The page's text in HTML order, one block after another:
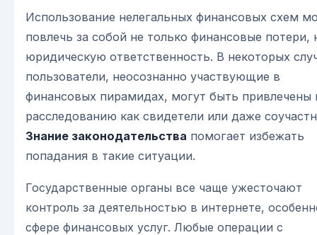
Использование нелегальных финансовых схем
повлечь за собой не только финансовые потери,
юридическую ответственность. В некоторых
пользователи, неосознанно участвующие в
финансовых пирамидах, могут быть привлечены
расследованию как свидетели или даже
Знание законодательства помогает избежать
попадания в такие ситуации.
Государственные органы все чаще ужесточают
контроль за деятельностью в интернете,
сфере финансовых услуг. Любые операции с